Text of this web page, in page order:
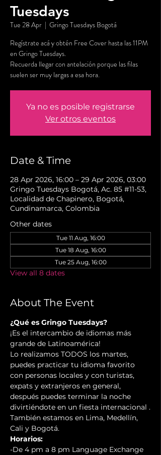
Tuesdays
Tue 28 Apr
  |
Gringo Tuesdays Bogotá
Regístrate acá y obtén Free Cover hasta las 11PM
en Gringo Tuesdays.
Recuerda llegar con antelación porque las filas
suelen ser muy largas a esa hora.
Ya no es posible registrarse
Ver otros eventos
Date & Time
28 Apr 2026, 16:00 – 29 Apr 2026, 03:00
Gringo Tuesdays Bogotá, Ac. 85 #11-53,
Localidad de Chapinero, Bogotá,
Cundinamarca, Colombia
Other dates
Tue 11 Aug, 16:00
Tue 18 Aug, 16:00
Tue 25 Aug, 16:00
View all 8 dates
About The Event
¿Qué es Gringo Tuesdays?
¡Es el intercambio de idiomas más
grande de Latinoamérica!
Lo realizamos TODOS los martes,
puedes practicar tu idioma favorito
con personas locales y con turistas,
expats y extranjeros en general,
después puedes terminar la noche
divirtiéndote en un fiesta internacional .
También estamos en Lima, Medellín,
Cali y Bogotá.
Horarios:
-De 4 pm a 8 pm Language Exchange